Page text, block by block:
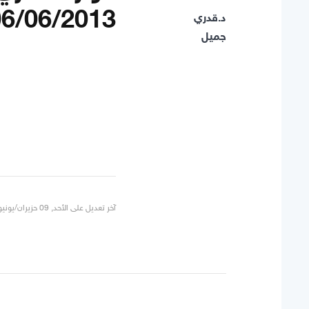
د.قدري
جميل
06/2013
آخر تعديل على الأحد, 09 حزيران/يونيو 2013 22:47